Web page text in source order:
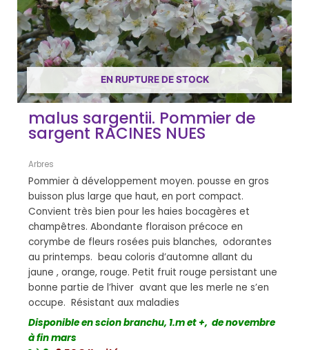
EN RUPTURE DE STOCK
malus sargentii. Pommier de
sargent RACINES NUES
Arbres
Pommier à développement moyen. pousse en gros
buisson plus large que haut, en port compact.
Convient très bien pour les haies bocagères et
champêtres. Abondante floraison précoce en
corymbe de fleurs rosées puis blanches, odorantes
au printemps. beau coloris d’automne allant du
jaune , orange, rouge. Petit fruit rouge persistant une
bonne partie de l’hiver avant que les merle ne s’en
occupe. Résistant aux maladies
Disponible en scion branchu, 1.m et +, de novembre
à fin mars